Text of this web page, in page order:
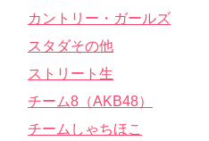
カントリー・ガールズ
スタダその他
ストリート生
チーム8（AKB48）
チームしゃちほこ